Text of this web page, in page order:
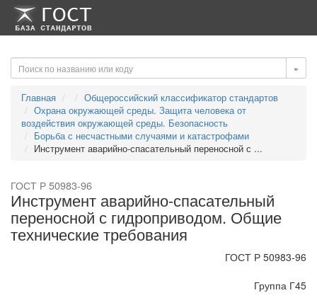
-->-->
»
Главная
Общероссийский классификатор стандартов
Охрана окружающей среды. Защита человека от
воздействия окружающей среды. Безопасность
Борьба с несчастными случаями и катастрофами
Инструмент аварийно-спасательный переносной с ...
ГОСТ Р 50983-96
Инструмент аварийно-спасательный
переносной с гидроприводом. Общие
технические требования
ГОСТ Р 50983-96
Группа Г45